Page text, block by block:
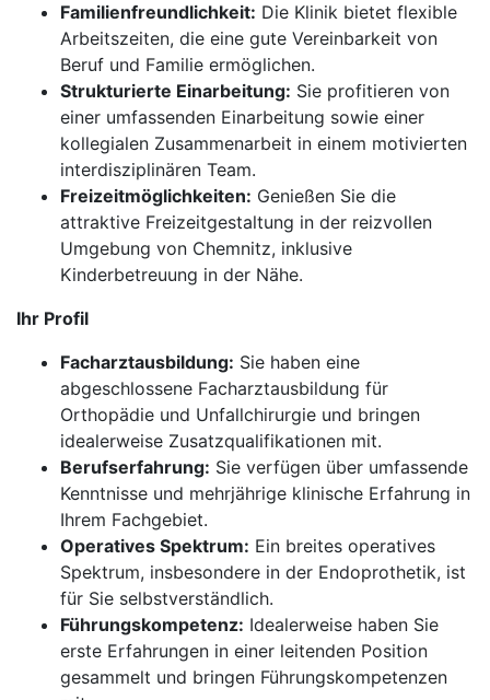
Familienfreundlichkeit: Die Klinik bietet flexible
Arbeitszeiten, die eine gute Vereinbarkeit von
Beruf und Familie ermöglichen.
Strukturierte Einarbeitung: Sie profitieren von
einer umfassenden Einarbeitung sowie einer
kollegialen Zusammenarbeit in einem motivierten
interdisziplinären Team.
Freizeitmöglichkeiten: Genießen Sie die
attraktive Freizeitgestaltung in der reizvollen
Umgebung von Chemnitz, inklusive
Kinderbetreuung in der Nähe.
Ihr Profil
Facharztausbildung: Sie haben eine
abgeschlossene Facharztausbildung für
Orthopädie und Unfallchirurgie und bringen
idealerweise Zusatzqualifikationen mit.
Berufserfahrung: Sie verfügen über umfassende
Kenntnisse und mehrjährige klinische Erfahrung in
Ihrem Fachgebiet.
Operatives Spektrum: Ein breites operatives
Spektrum, insbesondere in der Endoprothetik, ist
für Sie selbstverständlich.
Führungskompetenz: Idealerweise haben Sie
erste Erfahrungen in einer leitenden Position
gesammelt und bringen Führungskompetenzen